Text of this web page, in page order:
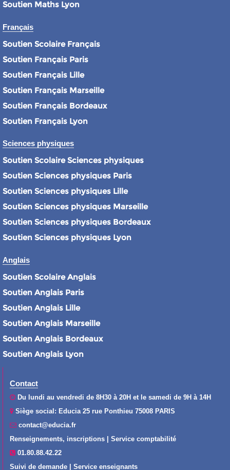
Soutien Maths Lyon
Français
Soutien Scolaire Français
Soutien Français Paris
Soutien Français Lille
Soutien Français Marseille
Soutien Français Bordeaux
Soutien Français Lyon
Sciences physiques
Soutien Scolaire Sciences physiques
Soutien Sciences physiques Paris
Soutien Sciences physiques Lille
Soutien Sciences physiques Marseille
Soutien Sciences physiques Bordeaux
Soutien Sciences physiques Lyon
Anglais
Soutien Scolaire Anglais
Soutien Anglais Paris
Soutien Anglais Lille
Soutien Anglais Marseille
Soutien Anglais Bordeaux
Soutien Anglais Lyon
Contact
Du lundi au vendredi de 8H30 à 20H et le samedi de 9H à 14H
Siège social: Educia 25 rue Ponthieu 75008 PARIS
contact@educia.fr
Renseignements, inscriptions | Service comptabilité
01.80.88.42.22
Suivi de demande | Service enseignants